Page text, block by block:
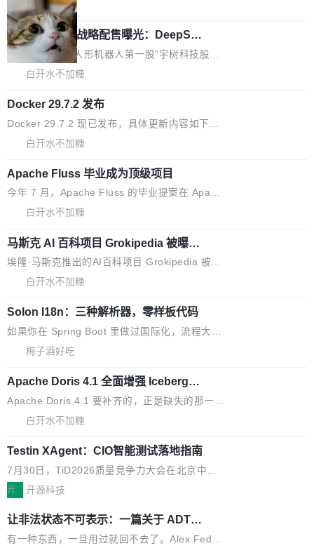
家基线 95.4%。 不是又一个 coding agent 包装
器 Prime Agent 的架构和市面上大多数 coding
agent 有本质区别。大多数 agent harness 的设
计是基于早期模型的能力—...
是项目级别的官方立场，目前由五个团队采纳，
但它可能是主流开源项目中关于 AI 辅助贡献最
细致的一份规则。 政策的核心只有一句话：LLM
可以用来分析、提炼、审阅、建议，但不能用来
但必须满足五个条件：预先安排、非关键、高质
量、充分测试、充分审查，并且必须披露。LLM
议"这么做。 对于不披露的情况，审核者可以直
接关闭 PR，无需解释。 政策作者 Jynn Ne...
局
宇树科技 IPO 战略配售曝光：DeepSe
ek 获配 93.3 万股，锁定 36 个月
8月6日晚间，“人形机器人第一股”宇树科技股份
有限公司披露IPO发行价格及战略配售结果，杭
epSeek）获配93.3399万股，按150.8元/股发行
价格计算，认购金额约1.41亿元，股份锁定期为
36个月。 公告显示，本次宇树科技战略配售对
合作关系或长期合作愿景的大型企业、科创板保
荐人跟投子公司，以及公司高级管理人员和核心
员工参与设立的专项资产管理计划。其中，Dee
业，获配股份数量占本次发行数量的2.31%。 除
DeepSeek外，腾讯旗下上海启善投资有限公司
白开水不加糖
Docker 29.7.2 发布
Docker 29.7.2 现已发布，具体更新内容如下：
Bug fixes and enhancements 修复多次传递同
service update会发生 panic 的问题。docker/cl
i#7145 修复了 Docker Engine 29.7.0 中引入的
一个回归问题，该问题导致拉取镜像时会拒绝包
像构建工具生成）。moby/moby#53305 修复了
Docker Engine 29.7.0 中引入的一个回归问
题，该问题可能导致在旧版 Linux 内核...
白开水不加糖
Apache Fluss 毕业成为顶级项目
今年 7 月，Apache Fluss 的毕业提案在 Apach
e 孵化器项目管理委员会（IPMC）投票中获得
准。今天，Apache 软件基金会正式宣布 Apach
e Fluss 孵化毕业，成为 Apache 顶级项目（TL
P）！这一里程碑不仅标志着 Fluss 迈入新的发
AI 数据基础加速融合，为实时数据基础设施的发
展开启新的篇章。
白开水不加糖
马斯克 AI 百科项目 Grokipedia 被曝数
月未更新
埃隆·马斯克推出的AI百科项目 Grokipedia 被曝
长期停止内容更新，未能实现其作为“AI版维基百
年4月以来，Grokipedia 页面更新功能基本停
滞，过去三个月内没有任何条目完成更新，用户
提交的编辑请求也长期处于待处理状态。 Groki
容的百科平台，被马斯克视为传统众包百科网站
维基百科的替代方案。Lawfare 调查发现，无论
热门页面还是低关注度页面，均未出现近期更
主题和访问量页面中普遍存在。 调查人员最初认
为，Grokipedia可能只是限...
白开水不加糖
Solon I18n：三种解析器，零样板代码
如果你在 Spring Boot 里做过国际化，流程大概
是这样的：配 MessageSource 的 Bean、写 R
声明 LocaleResolver、注册 LocaleChangeInt
erceptor…五六步之后才能看到第一行翻译文
本。 Solon 换了个方式。整个 i18n 模块围绕三
XML、没有拦截器注册、没有样板配置。 资源
文件的约定 把文件放到 resources/i18n/ 下： r
梅子酒好吃
Apache Doris 4.1 全面增强 Iceberg：
支持 UPDATE、MERGE INTO 与 Iceb
erg V3
Apache Doris 4.1 要补齐的，正是缺失的那一
半。在已有查询能力的基础上，Doris 进一步支
据修改操作、完整的表结构管理与分区演进，以
及 rewrite_data_files、expire_snapshots 等日
常维护操作，并完整支持 Iceberg V3 格式。
白开水不加糖
Testin XAgent：CIO智能测试落地指南
7月30日，TiD2026质量竞争力大会在北京中关
村国家自主创新示范区会议中心开幕。本届大会
“智构可信·质创未来——AI原生时代的质量新范
式”为主题，直面AI从实验室走向规模化产业落地
开 开源科技
让非法状态不可表示：一篇关于 ADT
的帖子在 Reddit 火了
有一种东西，一旦用过就回不去了。Alex Fedos